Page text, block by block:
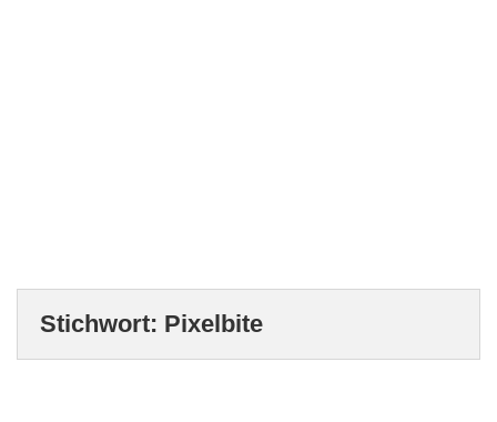
Stichwort: Pixelbite